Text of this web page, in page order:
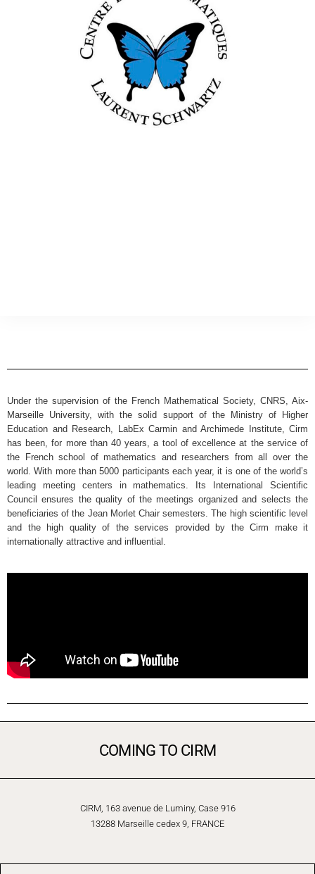
Under the supervision of the French Mathematical Society, CNRS, Aix-
Marseille University, with the solid support of the Ministry of Higher
Education and Research, LabEx Carmin and Archimede Institute, Cirm
has been, for more than 40 years, a tool of excellence at the service of
the French school of mathematics and researchers from all over the
world. With more than 5000 participants each year, it is one of the world’s
leading meeting centers in mathematics. Its International Scientific
Council ensures the quality of the meetings organized and selects the
beneficiaries of the Jean Morlet Chair semesters. The high scientific level
and the high quality of the services provided by the Cirm make it
internationally attractive and influential.
COMING TO CIRM
CIRM, 163 avenue de Luminy, Case 916
13288 Marseille cedex 9, FRANCE